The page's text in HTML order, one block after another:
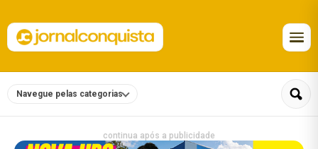
Navegue pelas categorias
continua após a publicidade